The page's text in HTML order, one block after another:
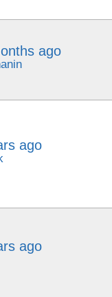
ago
ago
ago